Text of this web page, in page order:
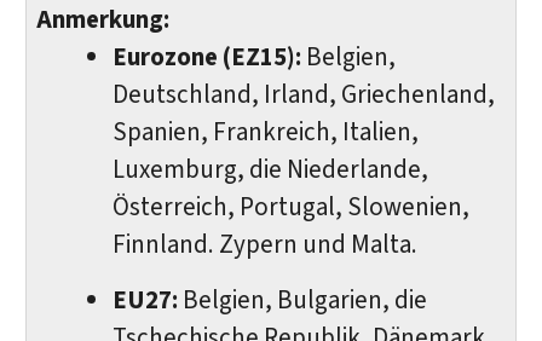
Anmerkung:
Eurozone (EZ15): Belgien,
Deutschland, Irland, Griechenland,
Spanien, Frankreich, Italien,
Luxemburg, die Niederlande,
Österreich, Portugal, Slowenien,
Finnland. Zypern und Malta.
EU27: Belgien, Bulgarien, die